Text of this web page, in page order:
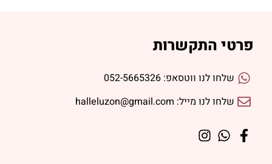
פרטי התקשרות
שלחו לנו ווטסאפ: 052-5665326
שלחו לנו מייל: halleluzon@gmail.com